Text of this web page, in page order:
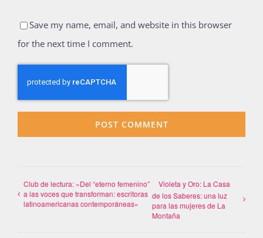
Save my name, email, and website in this browser
for the next time I comment.
Club de lectura: «Del “eterno femenino”
a las voces que transforman: escritoras
latinoamericanas contemporáneas»
Violeta y Oro: La Casa
de los Saberes: una luz
para las mujeres de La
Montaña